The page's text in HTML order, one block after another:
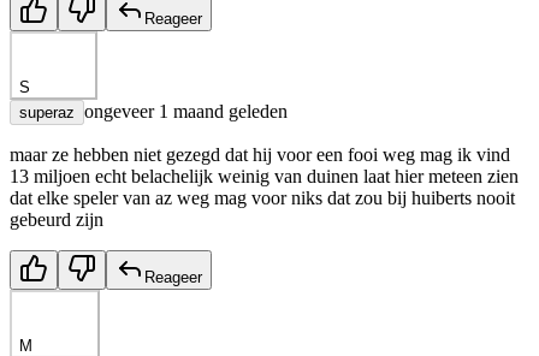
Reageer
S
superaz ongeveer 1 maand geleden
maar ze hebben niet gezegd dat hij voor een fooi weg mag ik vind
13 miljoen echt belachelijk weinig van duinen laat hier meteen zien
dat elke speler van az weg mag voor niks dat zou bij huiberts nooit
gebeurd zijn
Reageer
M